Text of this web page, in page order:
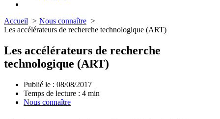
Accueil
Nous connaître
Les accélérateurs de recherche technologique (ART)
Les accélérateurs de recherche
technologique (ART)
Publié le : 08/08/2017
Temps de lecture : 4 min
Nous connaître